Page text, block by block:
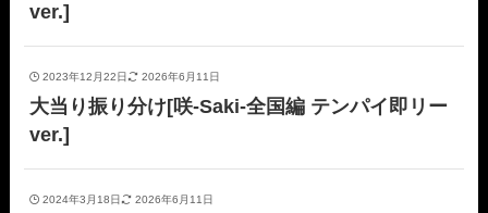
ver.]
2023年12月22日 2026年6月11日
大当り振り分け[咲-Saki-全国編 テンパイ即リー
ver.]
2024年3月18日 2026年6月11日